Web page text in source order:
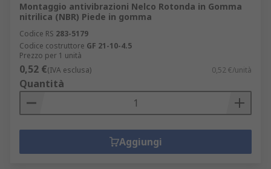
Montaggio antivibrazioni Nelco Rotonda in Gomma
nitrilica (NBR) Piede in gomma
Codice RS 283-5179
Codice costruttore GF 21-10-4.5
Prezzo per 1 unità
0,52 €(IVA esclusa) 0,52 €/unità
Quantità
Aggiungi